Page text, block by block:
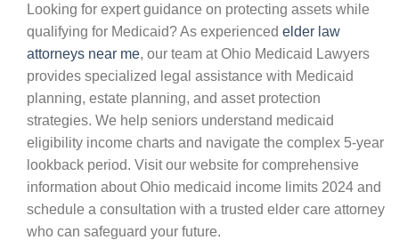
Looking for expert guidance on protecting assets while
qualifying for Medicaid? As experienced elder law
attorneys near me, our team at Ohio Medicaid Lawyers
provides specialized legal assistance with Medicaid
planning, estate planning, and asset protection
strategies. We help seniors understand medicaid
eligibility income charts and navigate the complex 5-year
lookback period. Visit our website for comprehensive
information about Ohio medicaid income limits 2024 and
schedule a consultation with a trusted elder care attorney
who can safeguard your future.